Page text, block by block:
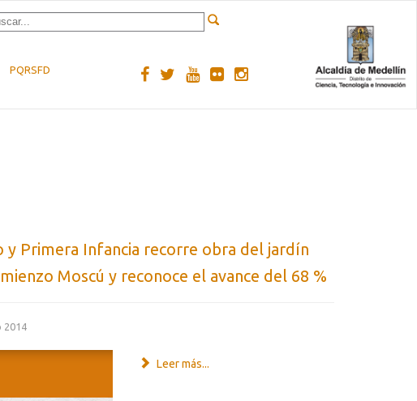
PQRSFD
y Primera Infancia recorre obra del jardín
Moscú y reconoce el avance del 68 %
2014
Leer más...